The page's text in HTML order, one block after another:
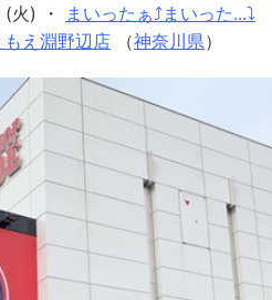
火) ・ まいったぁ⤴まいった...⤵
え淵野辺店 （神奈川県）